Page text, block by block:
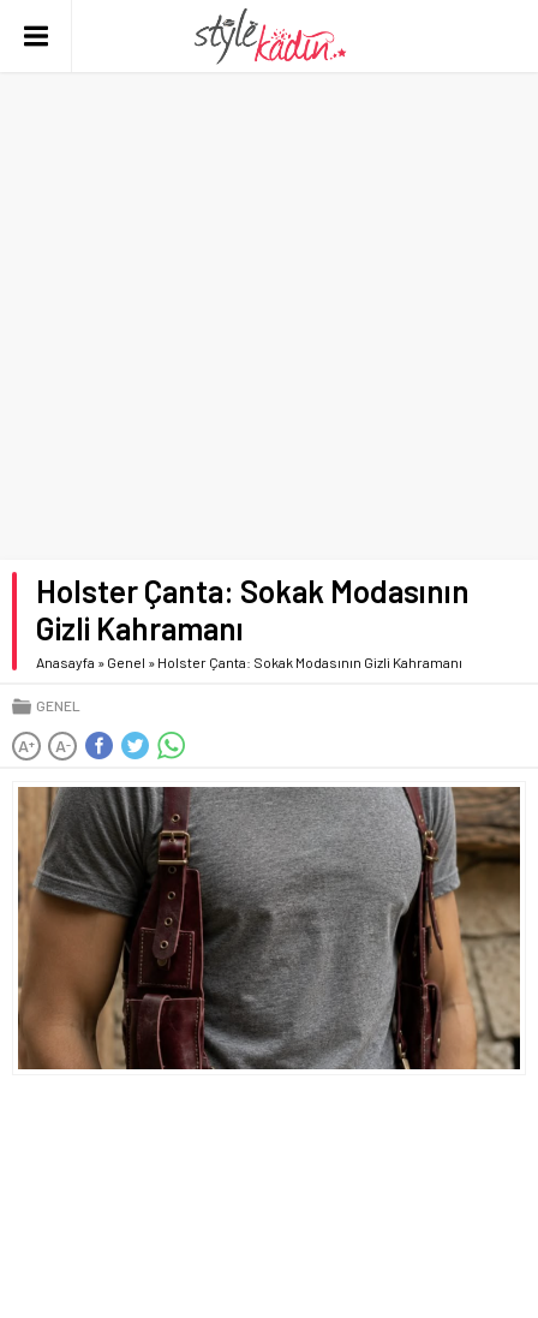
Holster Çanta: Sokak Modasının
Gizli Kahramanı
Anasayfa » Genel » Holster Çanta: Sokak Modasının Gizli Kahramanı
GENEL
A+ A-